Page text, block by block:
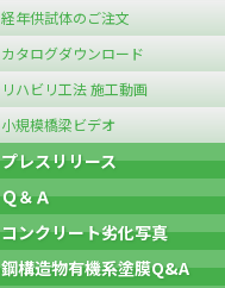
経年供試体のご注文
カタログダウンロード
リハビリ工法 施工動画
小規模橋梁ビデオ
プレスリリース
Ｑ＆Ａ
コンクリート劣化写真
鋼構造物有機系塗膜Q&A